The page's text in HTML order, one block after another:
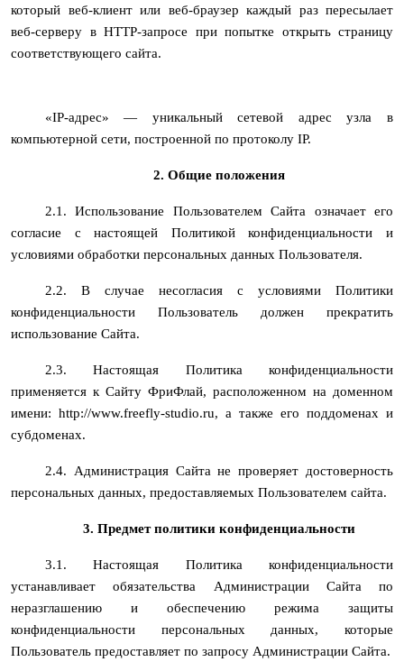
который веб-клиент или веб-браузер каждый раз пересылает
веб-серверу в HTTP-запросе при попытке открыть страницу
соответствующего сайта.
«IP-адрес» — уникальный сетевой адрес узла в
компьютерной сети, построенной по протоколу IP.
2. Общие положения
2.1. Использование Пользователем Сайта означает его
согласие с настоящей Политикой конфиденциальности и
условиями обработки персональных данных Пользователя.
2.2. В случае несогласия с условиями Политики
конфиденциальности Пользователь должен прекратить
использование Сайта.
2.3. Настоящая Политика конфиденциальности
применяется к Сайту ФриФлай, расположенном на доменном
имени: http://www.freefly-studio.ru, а также его поддоменах и
субдоменах.
2.4. Администрация Сайта не проверяет достоверность
персональных данных, предоставляемых Пользователем сайта.
3. Предмет политики конфиденциальности
3.1. Настоящая Политика конфиденциальности
устанавливает обязательства Администрации Сайта по
неразглашению и обеспечению режима защиты
конфиденциальности персональных данных, которые
Пользователь предоставляет по запросу Администрации Сайта.